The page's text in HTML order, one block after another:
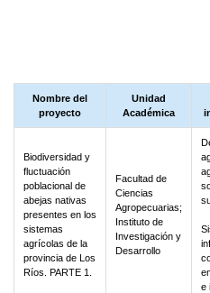
Nombre del
proyecto
Unidad
Académica
Biodiversidad y
fluctuación
poblacional de
abejas nativas
presentes en los
sistemas
agrícolas de la
provincia de Los
Ríos. PARTE 1.
Facultad de
Ciencias
Agropecuarias;
Instituto de
Investigación y
Desarrollo
e